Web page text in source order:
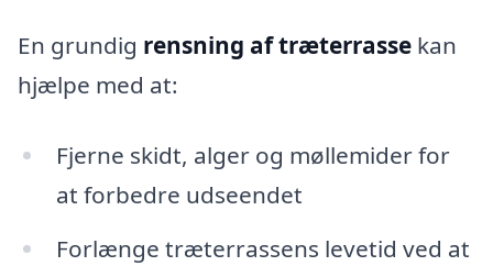
En grundig rensning af træterrasse kan
hjælpe med at:
Fjerne skidt, alger og møllemider for
at forbedre udseendet
Forlænge træterrassens levetid ved at